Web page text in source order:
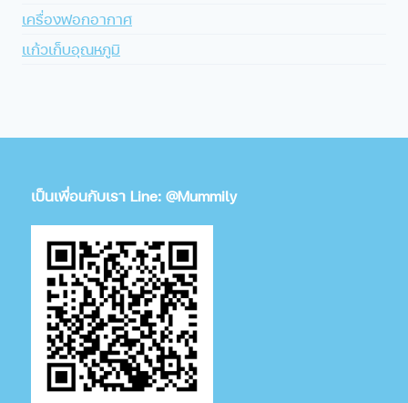
เครื่องฟอกอากาศ
แก้วเก็บอุณหภูมิ
เป็นเพื่อนกับเรา Line: @Mummily